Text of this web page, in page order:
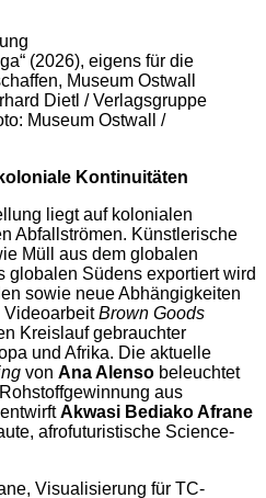
(2026), eigens für die
Museum Ostwall
Dietl / Verlagsgruppe
Museum Ostwall /
Kontinuitäten
liegt auf kolonialen
Abfallströmen. Künstlerische
Müll aus dem globalen
globalen Südens exportiert wird
sowie neue Abhängigkeiten
VideoarbeitBrown Goods
Kreislauf gebrauchter
und Afrika. Die aktuelle
von Ana Alenso beleuchtet
aus
entwirftAkwasi Bediako Afrane
afrofuturistische Science-